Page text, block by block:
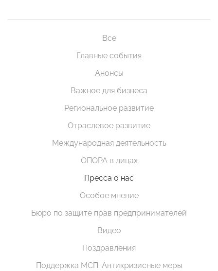
Все
Главные события
Анонсы
Важное для бизнеса
Региональное развитие
Отраслевое развитие
Международная деятельность
ОПОРА в лицах
Пресса о нас
Особое мнение
Бюро по защите прав предпринимателей
Видео
Поздравления
Поддержка МСП. Антикризисные меры